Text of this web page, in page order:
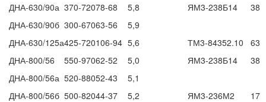
ДНА-630/90а 370-72078-68 5,8 ЯМ3-238Б14
38
ДНА-630/90б 300-67063-56
5,9
ДНА-630/125а425-720106-94 5,6 ТМ3-84352.10
63
ДНА-800/56
550-97062-52 5,0 ЯМ3-238Б14
38
ДНА-800/56а 520-88052-43
5,1
ДНА-800/56б 500-82044-37 5,2 ЯМ3-236М2
17